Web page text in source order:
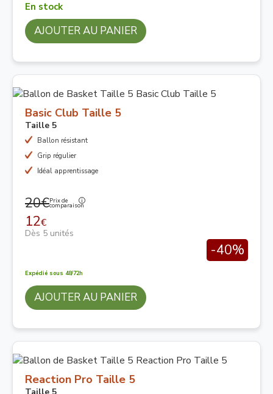
En stock
AJOUTER AU PANIER
Basic Club Taille 5
Taille 5
Ballon résistant
Grip régulier
Idéal apprentissage
20€Prix de
comparaison
12€
Dès 5 unités
-40%
Expédié sous 48/72h
AJOUTER AU PANIER
Reaction Pro Taille 5